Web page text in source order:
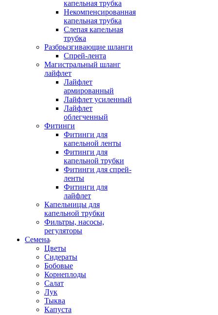
капельная трубка
Некомпенсированная
капельная трубка
Слепая капельная
трубка
Разбрызгивающие шланги
Спрей-лента
Магистральный шланг
лайфлет
Лайфлет
армированный
Лайфлет усиленный
Лайфлет
облегченный
Фитинги
Фитинги для
капельной ленты
Фитинги для
капельной трубки
Фитинги для спрей-
ленты
Фитинги для
лайфлет
Капельницы для
капельной трубки
Фильтры, насосы,
регуляторы
Семена
Цветы
Сидераты
Бобовые
Корнеплоды
Салат
Лук
Тыква
Капуста